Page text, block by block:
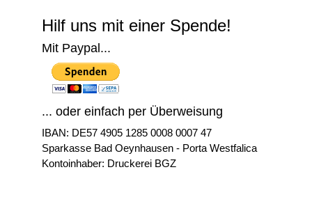
Hilf uns mit einer Spende!
Mit Paypal...
... oder einfach per Überweisung
IBAN: DE57 4905 1285 0008 0007 47
Sparkasse Bad Oeynhausen - Porta Westfalica
Kontoinhaber: Druckerei BGZ